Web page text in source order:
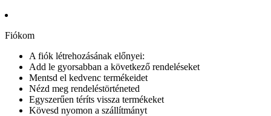
Fiókom
A fiók létrehozásának előnyei:
Add le gyorsabban a következő rendeléseket
Mentsd el kedvenc termékeidet
Nézd meg rendeléstörténeted
Egyszerűen téríts vissza termékeket
Kövesd nyomon a szállítmányt